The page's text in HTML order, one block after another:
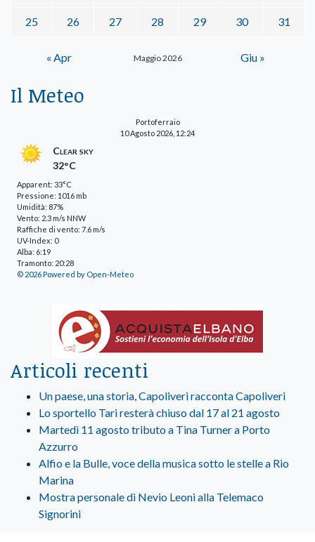
Maggio 2026
25 26 27 28 29 30 31
« Apr Giu »
Il Meteo
Portoferraio
10 Agosto 2026, 12:24
Clear sky
32°C
Apparent: 33°C
Pressione: 1016 mb
Umidità: 87%
Vento: 2.3 m/s NNW
Raffiche di vento: 7.6 m/s
UV-Index: 0
Alba: 6:19
Tramonto: 20:28
© 2026 Powered by Open-Meteo
Articoli recenti
Un paese, una storia, Capoliveri racconta Capoliveri
Lo sportello Tari resterà chiuso dal 17 al 21 agosto
Martedì 11 agosto tributo a Tina Turner a Porto
Azzurro
Alfio e la Bulle, voce della musica sotto le stelle a Rio
Marina
Mostra personale di Nevio Leoni alla Telemaco
Signorini